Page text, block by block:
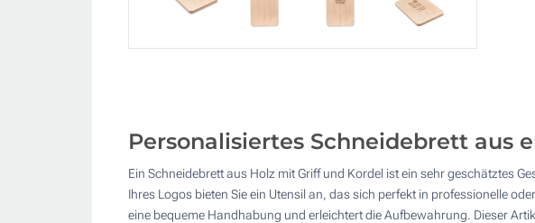
Personalisiertes Schneidebrett aus
Ein Schneidebrett aus Holz mit Griff und Kordel ist ein sehr geschätztes
Ihres Logos bieten Sie ein Utensil an, das sich perfekt in professionelle
eine bequeme Handhabung und erleichtert die Aufbewahrung. Dieser